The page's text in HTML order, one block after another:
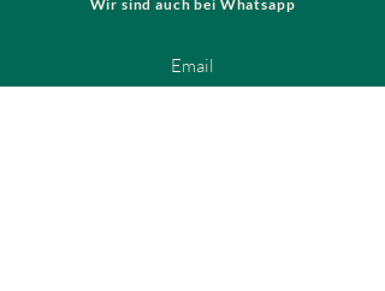
Wir sind auch bei Whatsapp
Email